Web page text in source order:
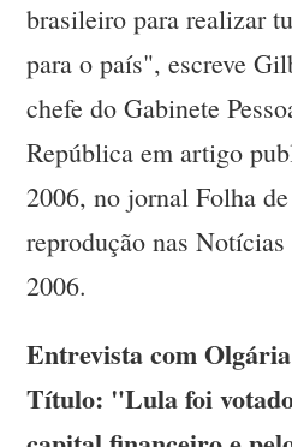
brasileiro para realizar
para o país", escreve
chefe do Gabinete
República em artigo
2006, no jornal Folha
reprodução nas
2006.
Entrevista com
Título: "Lula foi